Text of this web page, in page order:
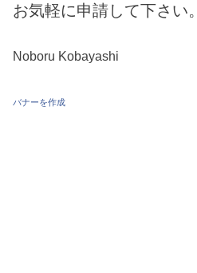
お気軽に申請して下さい。
Noboru Kobayashi
バナーを作成